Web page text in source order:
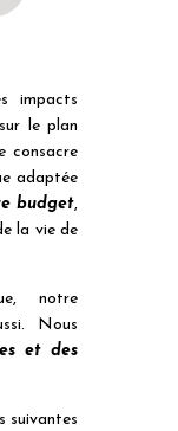
impacts
le plan
consacre
adaptée
budget,
la vie de
notre
Nous
et des
suivantes